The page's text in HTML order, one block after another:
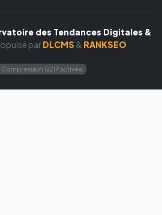
des Tendances Digitales &
parDLCMS & RANKSEO
GZIP activée